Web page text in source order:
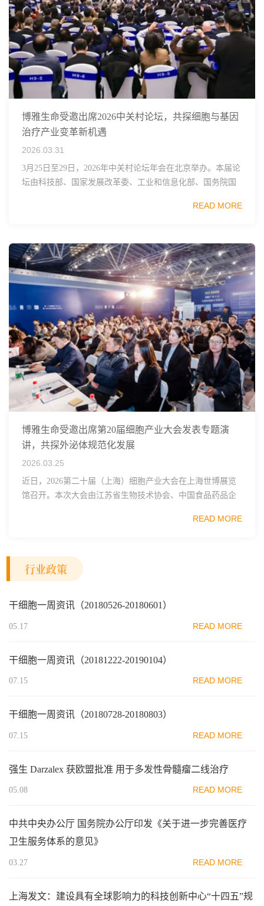
博雅生命受邀出席2026中关村论坛，共探细胞与基因
治疗产业变革新机遇
2026.03.31
3月25日至29日，2026年中关村论坛年会在北京举办。本届论
坛由科技部、国家发展改革委、工业和信息化部、国务院国
READ MORE
博雅生命受邀出席第20届细胞产业大会发表专题演
讲，共探外泌体规范化发展
2026.03.25
近日，2026第二十届（上海）细胞产业大会在上海世博展览
馆召开。本次大会由江苏省生物技术协会、中国食品药品企
范区生物医药行业协会、瑞士日内瓦长寿科学...
READ MORE
行业政策
干细胞一周资讯（20180526-20180601）
05.17 READ MORE
干细胞一周资讯（20181222-20190104）
07.15 READ MORE
干细胞一周资讯（20180728-20180803）
07.15 READ MORE
强生 Darzalex 获欧盟批准 用于多发性骨髓瘤二线治疗
05.08 READ MORE
中共中央办公厅 国务院办公厅印发《关于进一步完善医疗
卫生服务体系的意见》
03.27 READ MORE
上海发文：建设具有全球影响力的科技创新中心“十四五”规